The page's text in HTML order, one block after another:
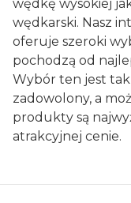
wędkę wysokiej
wędkarski. Nasz
oferuje szeroki
pochodzą od
Wybór ten jest tak
zadowolony, a
produkty są
atrakcyjnej cenie.